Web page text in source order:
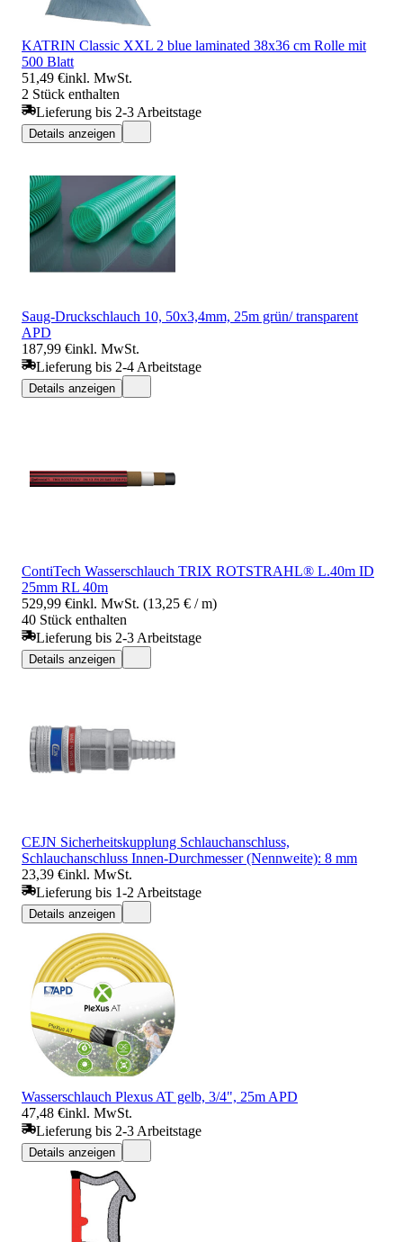
KATRIN Classic XXL 2 blue laminated 38x36 cm Rolle mit
500 Blatt
51,49 €inkl. MwSt.
2 Stück enthalten
Lieferung bis 2-3 Arbeitstage
Details anzeigen
Saug-Druckschlauch 10, 50x3,4mm, 25m grün/ transparent
APD
187,99 €inkl. MwSt.
Lieferung bis 2-4 Arbeitstage
Details anzeigen
ContiTech Wasserschlauch TRIX ROTSTRAHL® L.40m ID
25mm RL 40m
529,99 €inkl. MwSt. (13,25 € / m)
40 Stück enthalten
Lieferung bis 2-3 Arbeitstage
Details anzeigen
CEJN Sicherheitskupplung Schlauchanschluss,
Schlauchanschluss Innen-Durchmesser (Nennweite): 8 mm
23,39 €inkl. MwSt.
Lieferung bis 1-2 Arbeitstage
Details anzeigen
Wasserschlauch Plexus AT gelb, 3/4", 25m APD
47,48 €inkl. MwSt.
Lieferung bis 2-3 Arbeitstage
Details anzeigen